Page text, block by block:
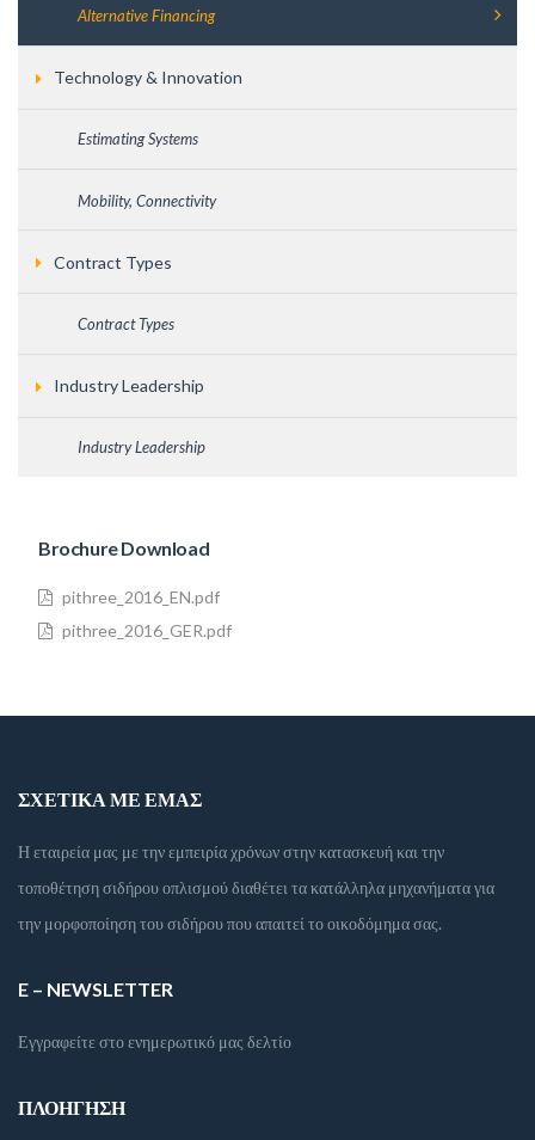
Alternative Financing
Technology & Innovation
Estimating Systems
Mobility, Connectivity
Contract Types
Contract Types
Industry Leadership
Industry Leadership
Brochure Download
pithree_2016_EN.pdf
pithree_2016_GER.pdf
ΣΧΕΤΙΚΆ ΜΕ ΕΜΆΣ
Η εταιρεία μας με την εμπειρία χρόνων στην κατασκευή και την
τοποθέτηση σιδήρου οπλισμού διαθέτει τα κατάλληλα μηχανήματα για
την μορφοποίηση του σιδήρου που απαιτεί το οικοδόμημα σας.
E – NEWSLETTER
Εγγραφείτε στο ενημερωτικό μας δελτίο
ΠΛΟΉΓΗΣΗ